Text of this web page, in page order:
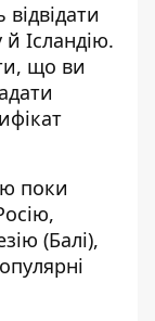
й Ісландію.
що ви
поки
(Балі),